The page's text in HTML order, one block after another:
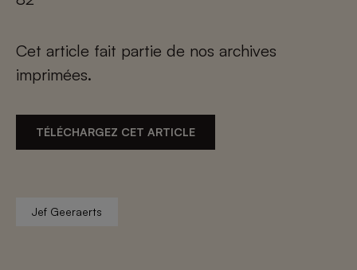
Cet article fait partie de nos archives
imprimées.
TÉLÉCHARGEZ CET ARTICLE
Jef Geeraerts